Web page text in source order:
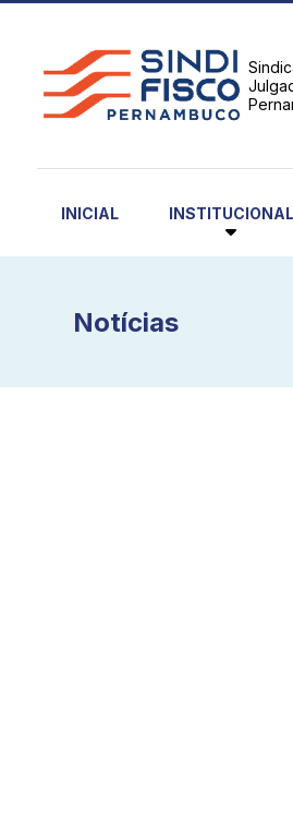
INICIAL INSTITUCIONAL
Notícias